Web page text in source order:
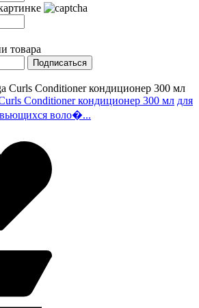
товара
Conditioner кондиционер 300 мл для
вьющихся воло�...